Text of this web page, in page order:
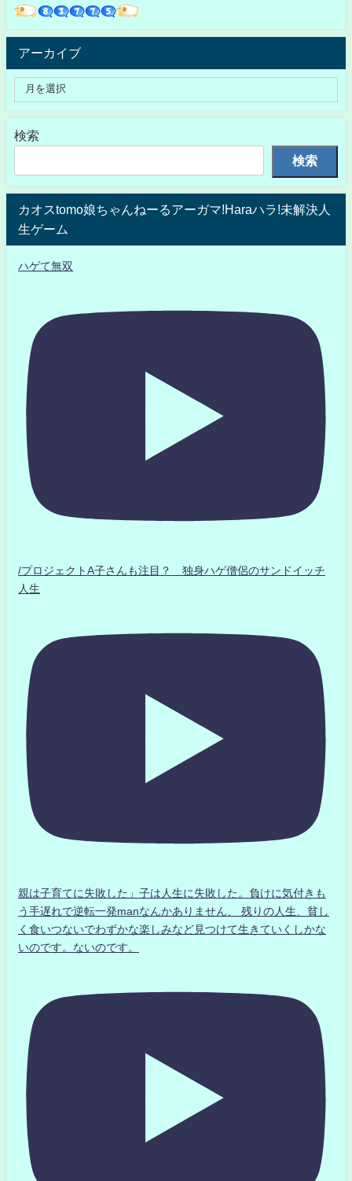
アーカイブ
検索
検索
カオスtomo娘ちゃんねーるアーガマ!Haraハラ!未解決人
生ゲーム
ハゲて無双
/プロジェクトA子さんも注目？ 独身ハゲ僧侶のサンドイッチ
人生
親は子育てに失敗した」子は人生に失敗した。負けに気付きも
う手遅れで逆転一発manなんかありません、 残りの人生、貧し
く食いつないでわずかな楽しみなど見つけて生きていくしかな
いのです。ないのです。